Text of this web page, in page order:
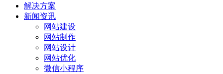
解决方案
新闻资讯
网站建设
网站制作
网站设计
网站优化
微信小程序